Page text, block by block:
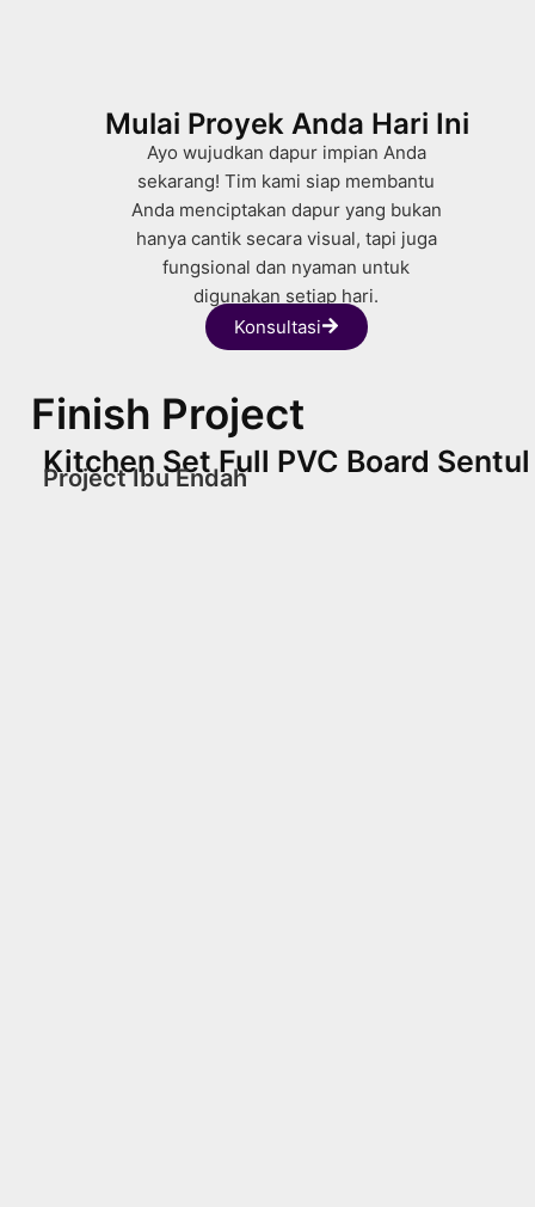
Mulai Proyek Anda Hari Ini
Ayo wujudkan dapur impian Anda
sekarang! Tim kami siap membantu
Anda menciptakan dapur yang bukan
hanya cantik secara visual, tapi juga
fungsional dan nyaman untuk
digunakan setiap hari.
Konsultasi
Finish Project
Kitchen Set Full PVC Board Sentul
Project Ibu Endah